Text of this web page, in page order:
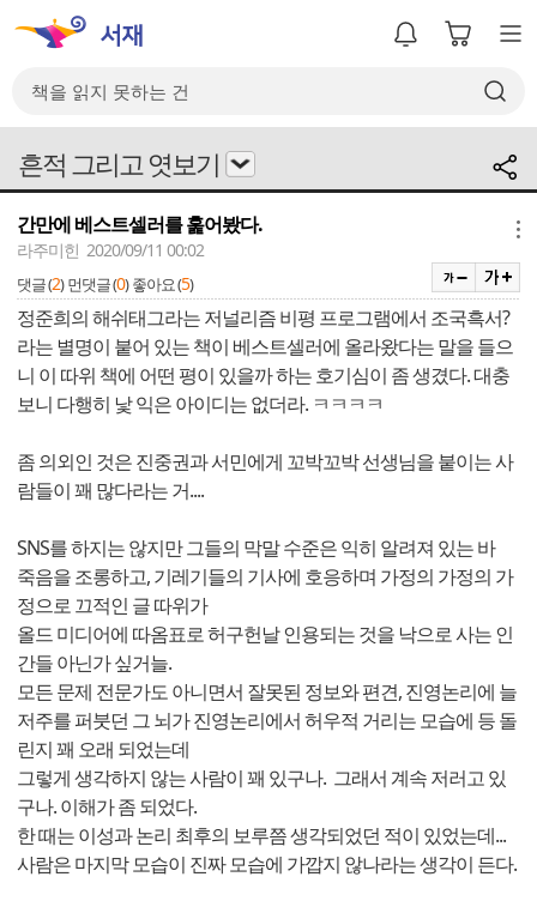
흔적 그리고 엿보기
간만에 베스트셀러를 훑어봤다.
라주미힌 2020/09/11 00:02
댓글 (2) 먼댓글 (0) 좋아요 (5)
정준희의 해쉬태그라는 저널리즘 비평 프로그램에서 조국흑서?
라는 별명이 붙어 있는 책이 베스트셀러에 올라왔다는 말을 들으
니 이 따위 책에 어떤 평이 있을까 하는 호기심이 좀 생겼다. 대충
보니 다행히 낯 익은 아이디는 없더라. ㅋㅋㅋㅋ
좀 의외인 것은 진중권과 서민에게 꼬박꼬박 선생님을 붙이는 사
람들이 꽤 많다라는 거....
SNS를 하지는 않지만 그들의 막말 수준은 익히 알려져 있는 바
죽음을 조롱하고, 기레기들의 기사에 호응하며 가정의 가정의 가
정으로 끄적인 글 따위가
올드 미디어에 따옴표로 허구헌날 인용되는 것을 낙으로 사는 인
간들 아닌가 싶거늘.
모든 문제 전문가도 아니면서 잘못된 정보와 편견, 진영논리에 늘
저주를 퍼붓던 그 뇌가 진영논리에서 허우적 거리는 모습에 등 돌
린지 꽤 오래 되었는데
그렇게 생각하지 않는 사람이 꽤 있구나. 그래서 계속 저러고 있
구나. 이해가 좀 되었다.
한 때는 이성과 논리 최후의 보루쯤 생각되었던 적이 있었는데...
사람은 마지막 모습이 진짜 모습에 가깝지 않나라는 생각이 든다.